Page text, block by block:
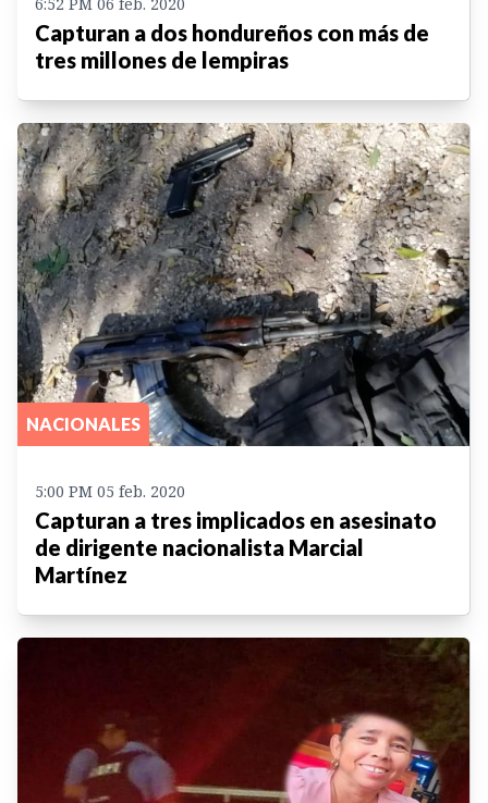
Capturan a dos hondureños con más de
tres millones de lempiras
NACIONALES
5:00 PM 05 feb. 2020
Capturan a tres implicados en asesinato
de dirigente nacionalista Marcial
Martínez